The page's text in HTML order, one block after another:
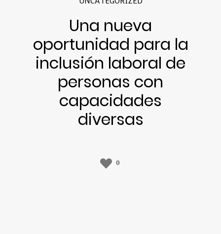
Una nueva
oportunidad para la
inclusión laboral de
personas con
capacidades
diversas
0